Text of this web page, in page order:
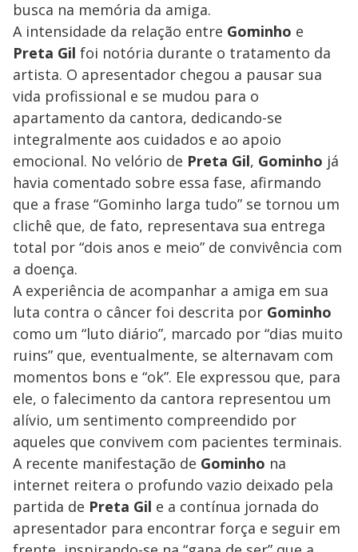
busca na memória da amiga.
A intensidade da relação entre Gominho e
Preta Gil foi notória durante o tratamento da
artista. O apresentador chegou a pausar sua
vida profissional e se mudou para o
apartamento da cantora, dedicando-se
integralmente aos cuidados e ao apoio
emocional. No velório de Preta Gil, Gominho já
havia comentado sobre essa fase, afirmando
que a frase “Gominho larga tudo” se tornou um
clichê que, de fato, representava sua entrega
total por “dois anos e meio” de convivência com
a doença.
A experiência de acompanhar a amiga em sua
luta contra o câncer foi descrita por Gominho
como um “luto diário”, marcado por “dias muito
ruins” que, eventualmente, se alternavam com
momentos bons e “ok”. Ele expressou que, para
ele, o falecimento da cantora representou um
alívio, um sentimento compreendido por
aqueles que convivem com pacientes terminais.
A recente manifestação de Gominho na
internet reitera o profundo vazio deixado pela
partida de Preta Gil e a contínua jornada do
apresentador para encontrar força e seguir em